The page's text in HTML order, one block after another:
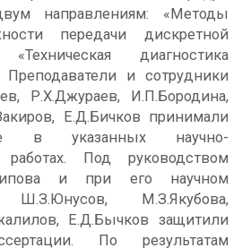
направлениям: «Методы
передачи дискретной
диагностика
и сотрудники
Р.Х.Джураев, И.П.Бородина,
Е.Д.Бичков принимали
в указанных научно-
работах. Под руководством
и при его научном
Ш.З.Юнусов, М.З.Якубова,
Е.Д.Бычков защитили
По результатам